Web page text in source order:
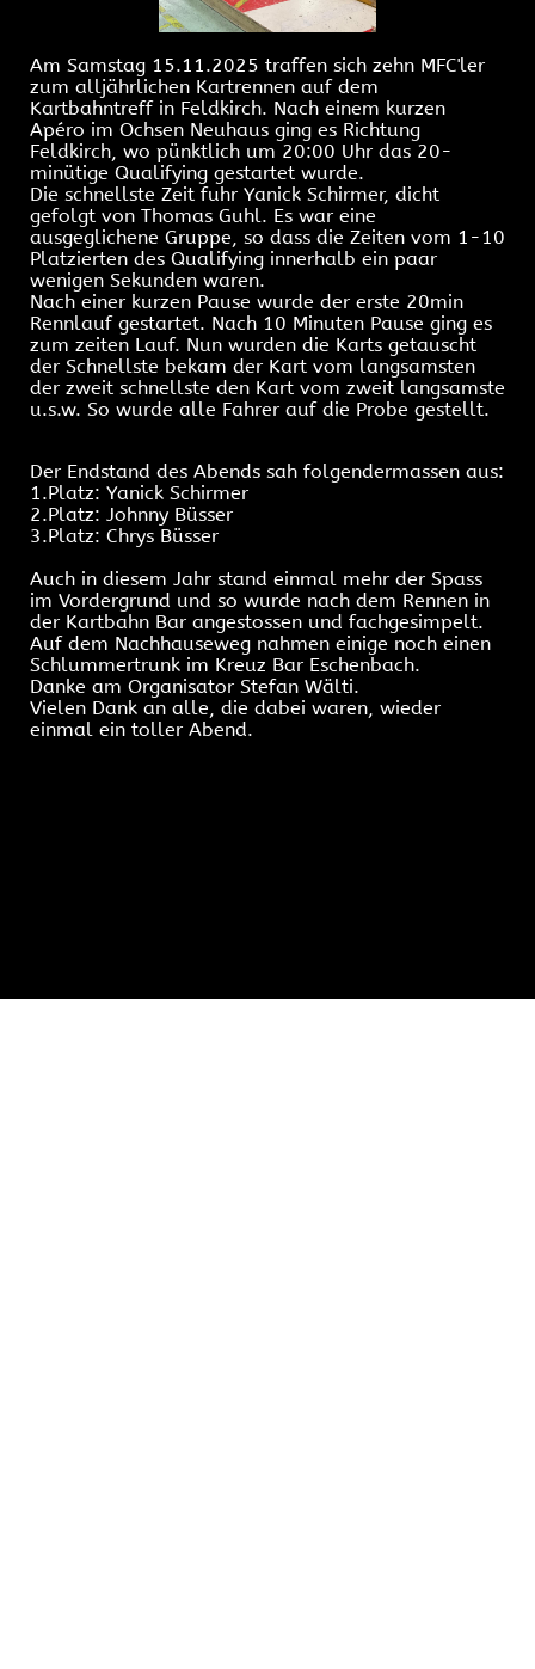
Am Samstag 15.11.2025 traffen sich zehn MFC'ler
zum alljährlichen Kartrennen auf dem
Kartbahntreff in Feldkirch. Nach einem kurzen
Apéro im Ochsen Neuhaus ging es Richtung
Feldkirch, wo pünktlich um 20:00 Uhr das 20-
minütige Qualifying gestartet wurde.
Die schnellste Zeit fuhr Yanick Schirmer, dicht
gefolgt von Thomas Guhl. Es war eine
ausgeglichene Gruppe, so dass die Zeiten vom 1-10
Platzierten des Qualifying innerhalb ein paar
wenigen Sekunden waren.
Nach einer kurzen Pause wurde der erste 20min
Rennlauf gestartet. Nach 10 Minuten Pause ging es
zum zeiten Lauf. Nun wurden die Karts getauscht
der Schnellste bekam der Kart vom langsamsten
der zweit schnellste den Kart vom zweit langsamste
u.s.w. So wurde alle Fahrer auf die Probe gestellt.
Der Endstand des Abends sah folgendermassen aus:
1.Platz: Yanick Schirmer
2.Platz: Johnny Büsser
3.Platz: Chrys Büsser
Auch in diesem Jahr stand einmal mehr der Spass
im Vordergrund und so wurde nach dem Rennen in
der Kartbahn Bar angestossen und fachgesimpelt.
Auf dem Nachhauseweg nahmen einige noch einen
Schlummertrunk im Kreuz Bar Eschenbach.
Danke am Organisator Stefan Wälti.
Vielen Dank an alle, die dabei waren, wieder
einmal ein toller Abend.